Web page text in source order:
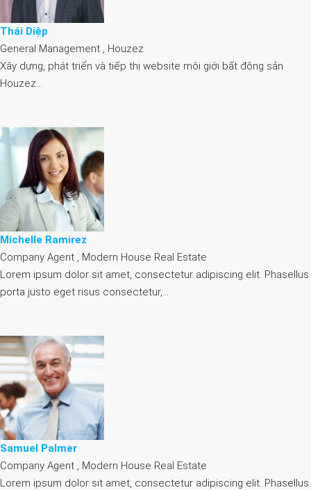
Thái Diệp
General Management , Houzez
Xây dựng, phát triển và tiếp thị website môi giới bất động sản
Houzez…
Michelle Ramirez
Company Agent , Modern House Real Estate
Lorem ipsum dolor sit amet, consectetur adipiscing elit. Phasellus
porta justo eget risus consectetur,…
Samuel Palmer
Company Agent , Modern House Real Estate
Lorem ipsum dolor sit amet, consectetur adipiscing elit. Phasellus